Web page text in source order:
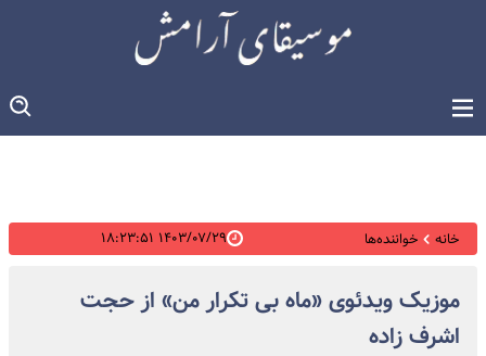
خانه خواننده‌ها ۱۴۰۳/۰۷/۲۹ ۱۸:۲۳:۵۱
موزیک ویدئوی «ماه بی تکرار من» از حجت
اشرف زاده